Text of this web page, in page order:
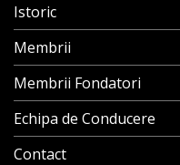
Istoric
Membrii
Membrii Fondatori
Echipa de Conducere
Contact